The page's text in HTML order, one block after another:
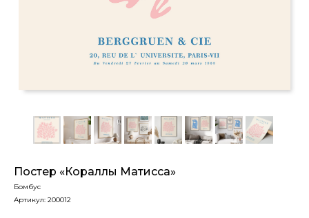
Постер «Кораллы Матисса»
Бомбус
Артикул: 200012